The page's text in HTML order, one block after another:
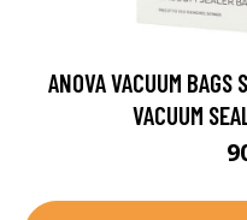
ANOVA VACUUM BAGS
VACUUM